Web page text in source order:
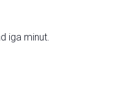
iga minut.